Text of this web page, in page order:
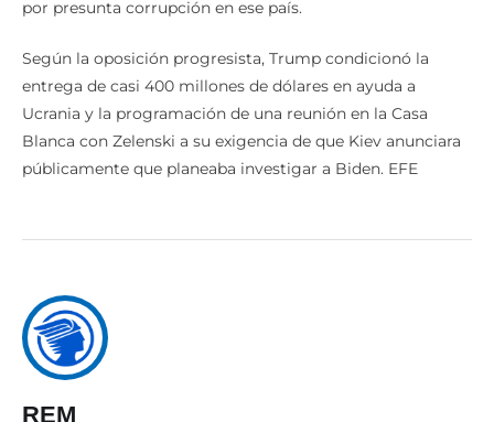
por presunta corrupción en ese país.
Según la oposición progresista, Trump condicionó la
entrega de casi 400 millones de dólares en ayuda a
Ucrania y la programación de una reunión en la Casa
Blanca con Zelenski a su exigencia de que Kiev anunciara
públicamente que planeaba investigar a Biden. EFE
REM